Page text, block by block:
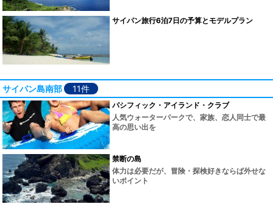
サイパン旅行6泊7日の予算とモデルプラン
サイパン島南部 11件
パシフィック・アイランド・クラブ
人気ウォーターパークで、家族、恋人同士で最
高の思い出を
禁断の島
体力は必要だが、冒険・探検好きならば外せな
いポイント